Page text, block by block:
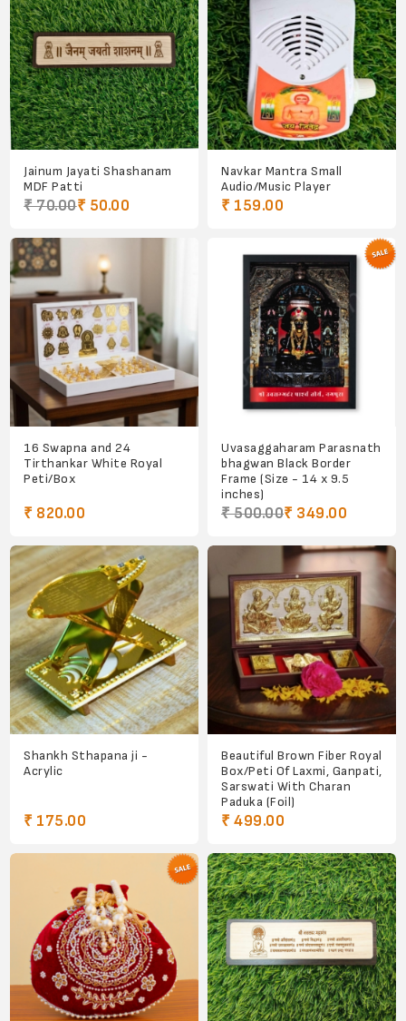
Jainum Jayati Shashanam
MDF Patti
₹ 70.00₹ 50.00
Navkar Mantra Small
Audio/Music Player
₹ 159.00
16 Swapna and 24
Tirthankar White Royal
Peti/Box
₹ 820.00
Uvasaggaharam Parasnath
bhagwan Black Border
Frame (Size - 14 x 9.5
inches)
₹ 500.00₹ 349.00
Shankh Sthapana ji -
Acrylic
₹ 175.00
Beautiful Brown Fiber Royal
Box/Peti Of Laxmi, Ganpati,
Sarswati With Charan
Paduka (Foil)
₹ 499.00